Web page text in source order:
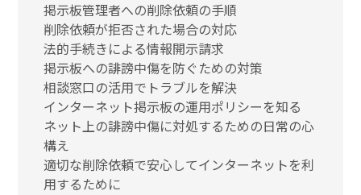
掲示板管理者への削除依頼の手順
削除依頼が拒否された場合の対応
法的手続きによる情報開示請求
掲示板への誹謗中傷を防ぐための対策
相談窓口の活用でトラブルを解決
インターネット掲示板の運用ポリシーを知る
ネット上の誹謗中傷に対処するための日常の心
構え
適切な削除依頼で安心してインターネットを利
用するために